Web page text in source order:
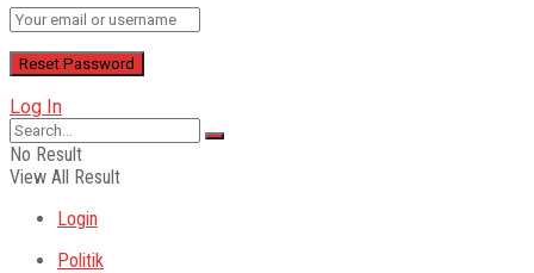
Log In
No Result
View All Result
Login
Politik